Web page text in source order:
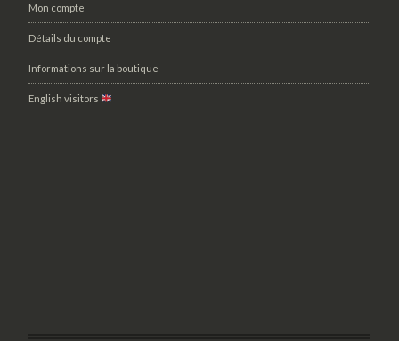
Mon compte
Détails du compte
Informations sur la boutique
English visitors